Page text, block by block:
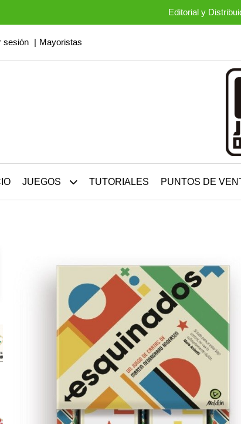
Editorial y
sesión Mayoristas
JUEGOS TUTORIALES PUNTOS DE